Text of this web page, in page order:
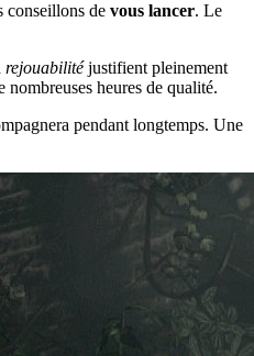
conseillons de vous lancer. Le
rejouabilitéjustifient pleinement
nombreuses heures de qualité.
pendant longtemps. Une